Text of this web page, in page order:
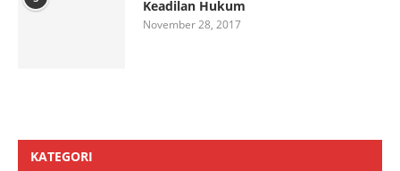
Keadilan Hukum
November 28, 2017
KATEGORI